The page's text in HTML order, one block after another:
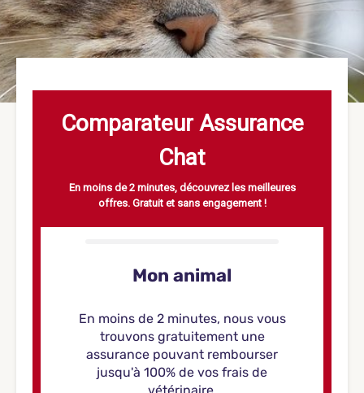
Comparateur Assurance
Chat
En moins de 2 minutes, découvrez les meilleures
offres. Gratuit et sans engagement !